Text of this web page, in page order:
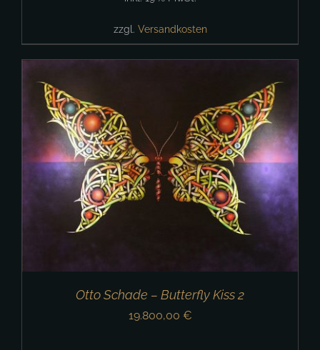
zzgl. Versandkosten
Otto Schade – Butterfly Kiss 2
19.800,00 €